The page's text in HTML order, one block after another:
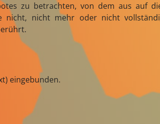
zu betrachten, von dem aus auf
nicht, nicht mehr oder nicht
eingebunden.